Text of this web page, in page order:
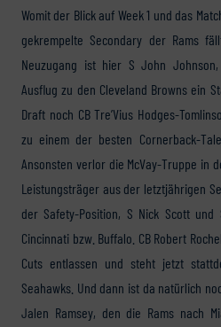
Womit der Blick auf Week 1 und das
gekrempelte Secondary der Rams
Neuzugang ist hier S John
Ausflug zu den Cleveland Browns ein
Draft noch CB Tre’Vius Hodges-
zu einem der besten Cornerback-
Ansonsten verlor die McVay-Truppe in
Leistungsträger aus der letztjährigen
der Safety-Position, S Nick Scott
Cincinnati bzw. Buffalo. CB Robert
Cuts entlassen und steht jetzt
Seahawks. Und dann ist da natürlich
Jalen Ramsey, den die Rams nach